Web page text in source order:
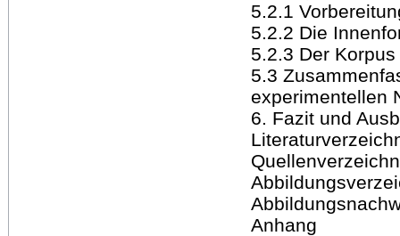
5.2.1
5.2.2 Die
5.2.3 Der Korpus
5.3
experimentellen
6. Fazit und
Anhang